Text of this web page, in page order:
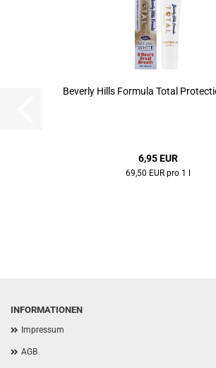
Beverly Hills Formula Total
6,95 EUR
69,50 EUR pro 1 l
INFORMATIONEN
Impressum
AGB